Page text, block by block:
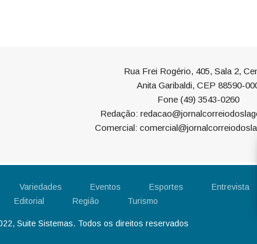
Rua Frei Rogério, 405, Sala 2,
Anita Garibaldi, CEP 88590-
Fone (49) 3543-0260
Redação:
Comercial:
Variedades Eventos Esportes Entrevista
Editorial
Região Turismo
Suite Sistemas. Todos os direitos reservados